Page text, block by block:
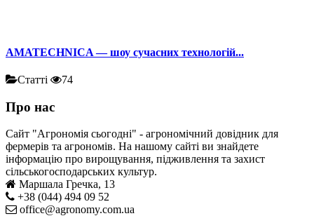
AMATECHNICA — шоу сучасних технологій...
Статті 74
Про нас
Сайт "Агрономія сьогодні" - агрономічний довідник для
фермерів та агрономів. На нашому сайті ви знайдете
інформацію про вирощування, підживлення та захист
сільськогосподарських культур.
Маршала Гречка, 13
+38 (044) 494 09 52
office@agronomy.com.ua